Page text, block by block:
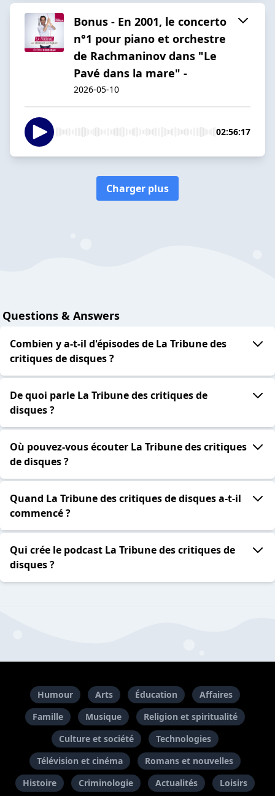
Bonus - En 2001, le concerto
n°1 pour piano et orchestre
de Rachmaninov dans "Le
Pavé dans la mare" -
2026-05-10
02:56:17
Charger plus
Questions & Answers
Combien y a-t-il d'épisodes de La Tribune des
critiques de disques ?
De quoi parle La Tribune des critiques de
disques ?
Où pouvez-vous écouter La Tribune des critiques
de disques ?
Quand La Tribune des critiques de disques a-t-il
commencé ?
Qui crée le podcast La Tribune des critiques de
disques ?
Humour Arts Éducation
Affaires
Famille
Musique
Religion et spiritualité
Culture et société
Technologies
Télévision et cinéma
Romans et nouvelles
Histoire
Criminologie Actualités Loisirs